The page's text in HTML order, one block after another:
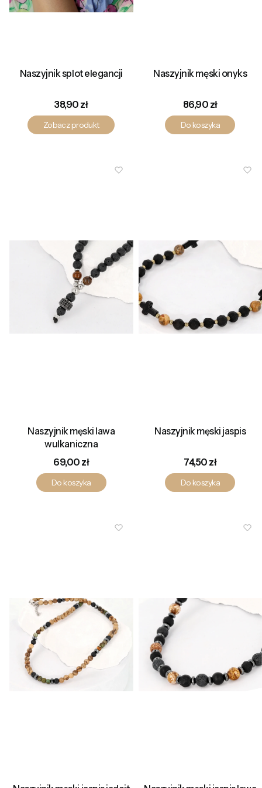
Naszyjnik splot elegancji
Cena
38,90 zł
Zobacz produkt
Naszyjnik męski onyks
Cena
86,90 zł
Do koszyka
Naszyjnik męski lawa
wulkaniczna
Cena
69,00 zł
Do koszyka
Naszyjnik męski jaspis
Cena
74,50 zł
Do koszyka